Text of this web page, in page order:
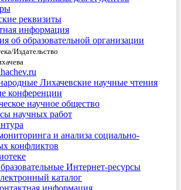
реквизиты
информация
об образовательной организации
Издательство
Лихачевские научные чтения
конференции
научное общество
научных работ
и анализа социально-
конфликтов
Интернет-ресурсы
каталог
информация